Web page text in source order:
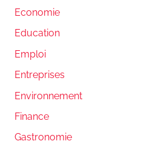
Economie
Education
Emploi
Entreprises
Environnement
Finance
Gastronomie